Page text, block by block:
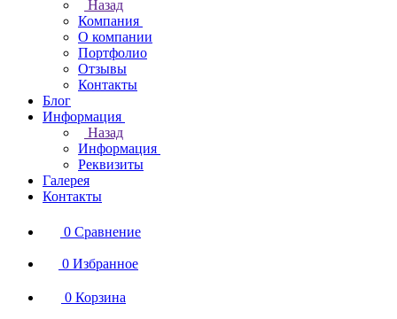
Назад
Компания
О компании
Портфолио
Отзывы
Контакты
Блог
Информация
Назад
Информация
Реквизиты
Галерея
Контакты
0 Сравнение
0 Избранное
0 Корзина